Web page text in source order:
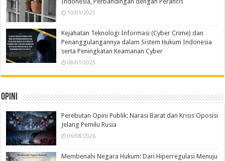
10/01/2025
Kejahatan Teknologi Informasi (Cyber Crime) dan
Penanggulangannya dalam Sistem Hukum Indonesia
serta Peningkatan Keamanan Cyber
08/01/2025
Opini
Perebutan Opini Publik: Narasi Barat dan Krisis Oposisi
Jelang Pemilu Rusia
06/08/2026
Membenahi Negara Hukum: Dari Hiperregulasi Menuju